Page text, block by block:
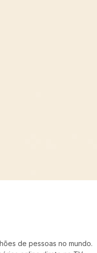
de pessoas no mundo.